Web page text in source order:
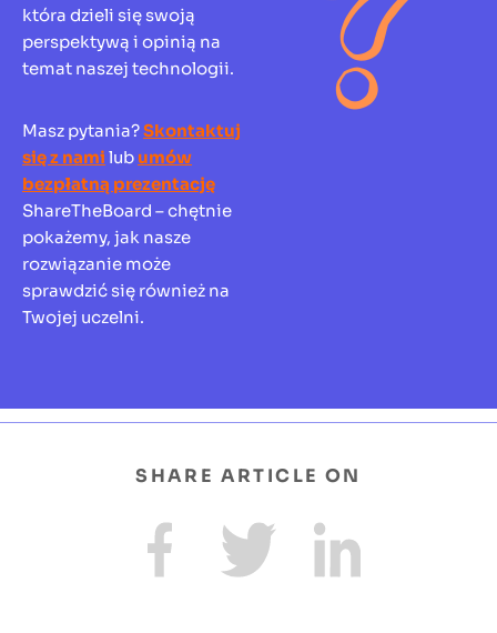
która dzieli się swoją
perspektywą i opinią na
temat naszej technologii.
Masz pytania?Skontaktuj
się z nami lub umów
bezpłatną prezentację
ShareTheBoard – chętnie
pokażemy, jak nasze
rozwiązanie może
sprawdzić się również na
Twojej uczelni.
SHARE ARTICLE ON